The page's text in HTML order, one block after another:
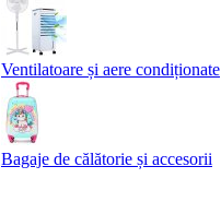
Ventilatoare și aere condiționate
Bagaje de călătorie și accesorii